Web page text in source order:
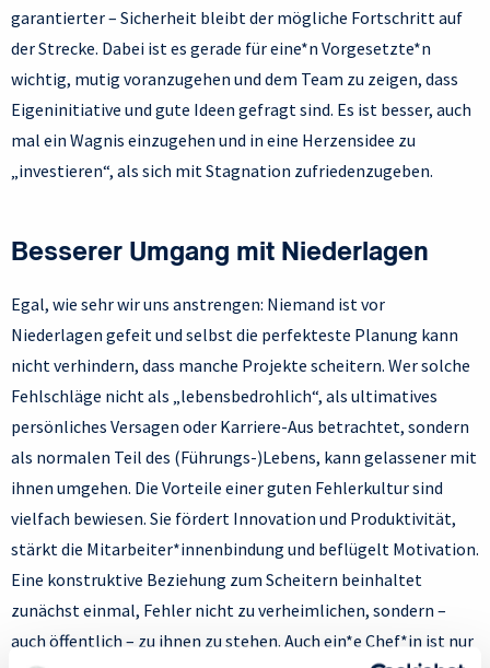
garantierter – Sicherheit bleibt der mögliche Fortschritt auf
der Strecke. Dabei ist es gerade für eine*n Vorgesetzte*n
wichtig, mutig voranzugehen und dem Team zu zeigen, dass
Eigeninitiative und gute Ideen gefragt sind. Es ist besser, auch
mal ein Wagnis einzugehen und in eine Herzensidee zu
„investieren“, als sich mit Stagnation zufriedenzugeben.
Besserer Umgang mit Niederlagen
Egal, wie sehr wir uns anstrengen: Niemand ist vor
Niederlagen gefeit und selbst die perfekteste Planung kann
nicht verhindern, dass manche Projekte scheitern. Wer solche
Fehlschläge nicht als „lebensbedrohlich“, als ultimatives
persönliches Versagen oder Karriere-Aus betrachtet, sondern
als normalen Teil des (Führungs-)Lebens, kann gelassener mit
ihnen umgehen. Die Vorteile einer guten Fehlerkultur sind
vielfach bewiesen. Sie fördert Innovation und Produktivität,
stärkt die Mitarbeiter*innenbindung und beflügelt Motivation.
Eine konstruktive Beziehung zum Scheitern beinhaltet
zunächst einmal, Fehler nicht zu verheimlichen, sondern –
auch öffentlich – zu ihnen zu stehen. Auch ein*e Chef*in ist nur